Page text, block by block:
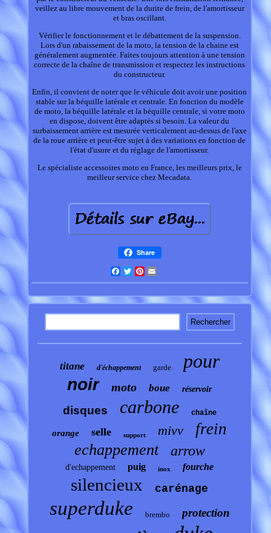
veillez au libre mouvement de la durite de frein, de l'amortisseur
et bras oscillant.
Vérifier le fonctionnement et le débattement de la suspension.
Lors d'un rabaissement de la moto, la tension de la chaine est
généralement augmentée. Faites toujours attention à une tension
correcte de la chaîne de transmission et respectez les instructions
du constructeur.
Enfin, il convient de noter que le véhicule doit avoir une position
stable sur la béquille latérale et centrale. En fonction du modèle
de moto, la béquille latérale et la béquille centrale, si votre moto
en dispose, doivent être adaptés si besoin. La valeur du
surbaissement arrière est mesurée verticalement au-dessus de l'axe
de la roue arrière et peut-être sujet à des variations en fonction de
l'état d'usure et du réglage de l'amortisseur.
Le spécialiste accessoires moto en France, les meilleurs prix, le
meilleur service chez Mecadata.
Share
Facebook
TwitterPinterest
titane d'échappement garde pour
noir moto boue réservoir
disques carbone chaîne
orange selle support mivv frein
echappement arrow
d'echappement puig inox fourche
silencieux carénage
superduke brembo protection